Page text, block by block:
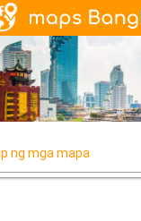
ng mga mapa